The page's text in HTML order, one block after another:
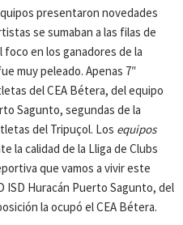
presentaron novedades
se sumaban a las filas de
en los ganadores de la
muy peleado. Apenas 7″
del CEA Bétera, del equipo
Sagunto, segundas de la
del Tripuçol. Los equipos
la calidad de la Lliga de Clubs
que vamos a vivir este
ISD Huracán Puerto Sagunto, del
la ocupó el CEA Bétera.